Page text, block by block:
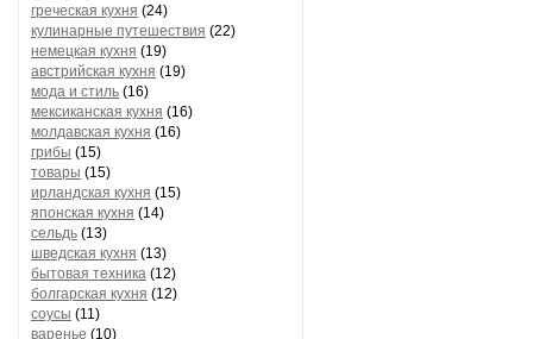
греческая кухня (24)
кулинарные путешествия (22)
немецкая кухня (19)
австрийская кухня (19)
мода и стиль (16)
мексиканская кухня (16)
молдавская кухня (16)
грибы (15)
товары (15)
ирландская кухня (15)
японская кухня (14)
сельдь (13)
шведская кухня (13)
бытовая техника (12)
болгарская кухня (12)
соусы (11)
варенье (10)